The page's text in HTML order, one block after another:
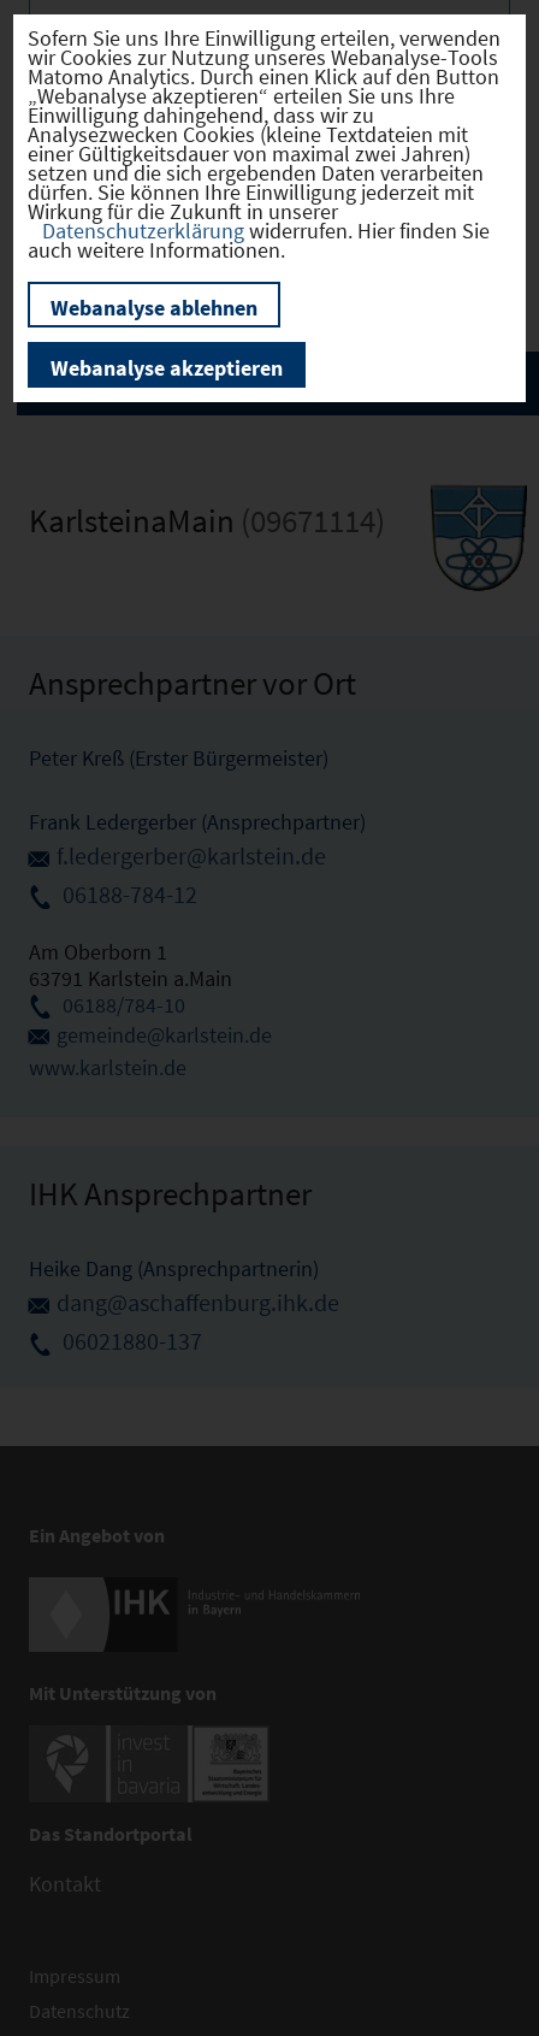
Sozialvers. Beschäftigte
Verkehrsinfrastruktur
Kommunale Infrastruktur
KarlsteinaMain (09671114)
Ansprechpartner vor Ort
Peter Kreß (Erster Bürgermeister)
Frank Ledergerber (Ansprechpartner)
f.ledergerber@karlstein.de
06188-784-12
Am Oberborn 1
63791 Karlstein a.Main
06188/784-10
gemeinde@karlstein.de
www.karlstein.de
IHK Ansprechpartner
Heike Dang (Ansprechpartnerin)
dang@aschaffenburg.ihk.de
06021880-137
Ein Angebot von
Mit Unterstützung von
Das Standortportal
Kontakt
Impressum
Datenschutz
Sofern Sie uns Ihre Einwilligung erteilen, verwenden
wir Cookies zur Nutzung unseres Webanalyse-Tools
Matomo Analytics. Durch einen Klick auf den Button
„Webanalyse akzeptieren“ erteilen Sie uns Ihre
Einwilligung dahingehend, dass wir zu
Analysezwecken Cookies (kleine Textdateien mit
einer Gültigkeitsdauer von maximal zwei Jahren)
setzen und die sich ergebenden Daten verarbeiten
dürfen. Sie können Ihre Einwilligung jederzeit mit
Wirkung für die Zukunft in unserer
Datenschutzerklärungwiderrufen. Hier finden Sie
auch weitere Informationen.
Webanalyse ablehnen
Webanalyse akzeptieren